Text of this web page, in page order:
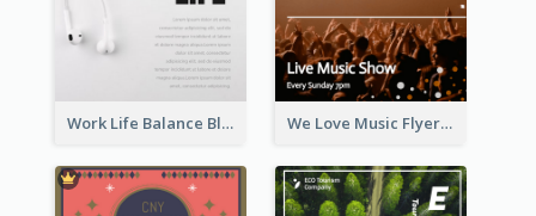
Work Life Balance Black And White Flyer We Love Music Flyer